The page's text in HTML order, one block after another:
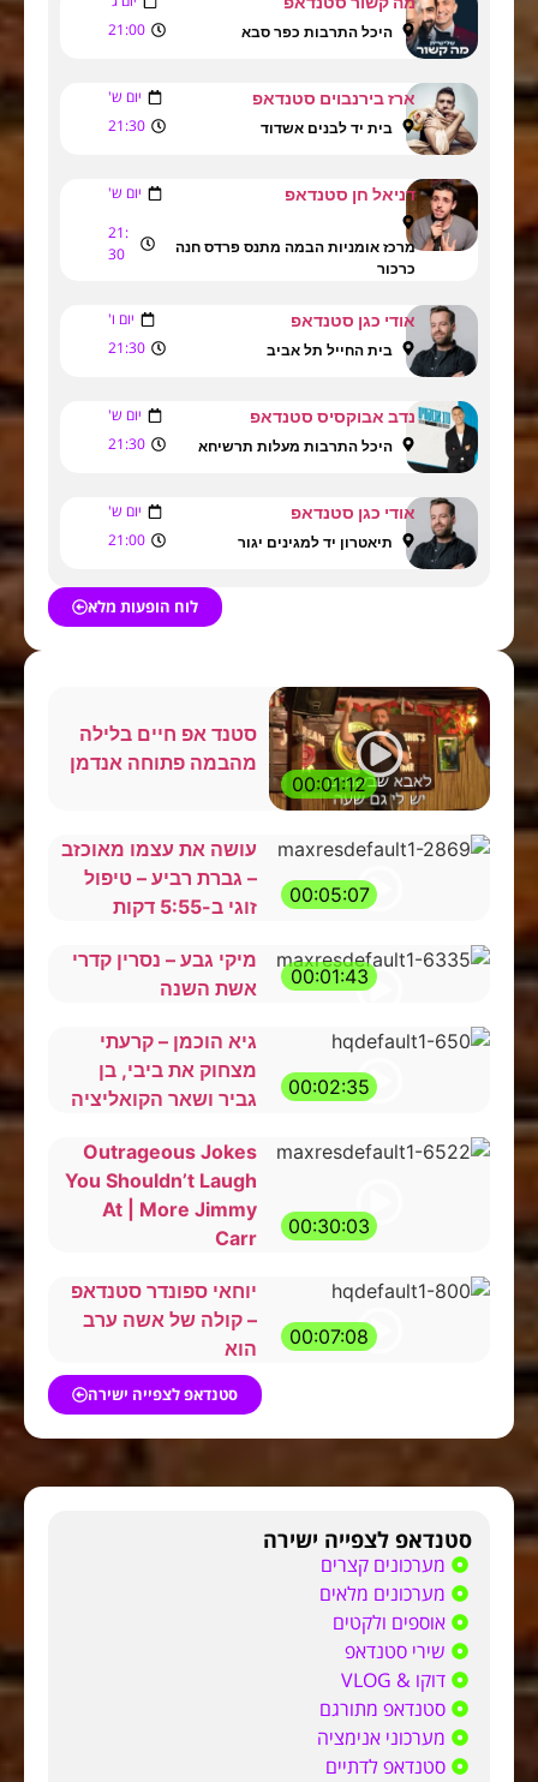
היכל התרבות כפר סבא 21:00
ארז בירנבוים סטנדאפ יום ש'
בית יד לבנים אשדוד 21:30
דניאל חן סטנדאפ יום ש'
מרכז אומניות הבמה מתנס פרדס חנה
כרכור
21:
30
אודי כגן סטנדאפ יום ו'
בית החייל תל אביב 21:30
נדב אבוקסיס סטנדאפ יום ש'
היכל התרבות מעלות תרשיחא 21:30
אודי כגן סטנדאפ יום ש'
תיאטרון יד למגינים יגור 21:00
לוח הופעות מלא
00:01:12
סטנד אפ חיים בלילה
מהבמה פתוחה אנדמן
00:05:07
עושה את עצמו מאוכזב
– גברת רביע – טיפול
זוגי ב-5:55 דקות
00:01:43
מיקי גבע – נסרין קדרי
אשת השנה
00:02:35
גיא הוכמן – קרעתי
מצחוק את ביבי, בן
גביר ושאר הקואליציה
00:30:03
Outrageous Jokes
You Shouldn’t Laugh
At | More Jimmy
Carr
00:07:08
יוחאי ספונדר סטנדאפ
– קולה של אשה ערב
הוא
סטנדאפ לצפייה ישירה
סטנדאפ לצפייה ישירה
מערכונים קצרים
מערכונים מלאים
אוספים ולקטים
שירי סטנדאפ
דוקו & VLOG
סטנדאפ מתורגם
מערכוני אנימציה
סטנדאפ לדתיים